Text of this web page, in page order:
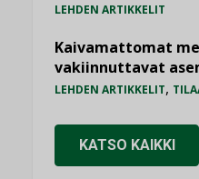
LEHDEN ARTIKKELIT
Kaivamattomat
vakiinnuttavat
LEHDEN ARTIKKELIT,
KATSO KAIKKI